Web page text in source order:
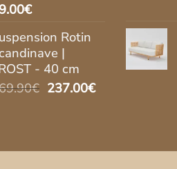
€
Rotin
|
- 40 cm
€ Le
269.90€.
237.00€Le
237.00€.